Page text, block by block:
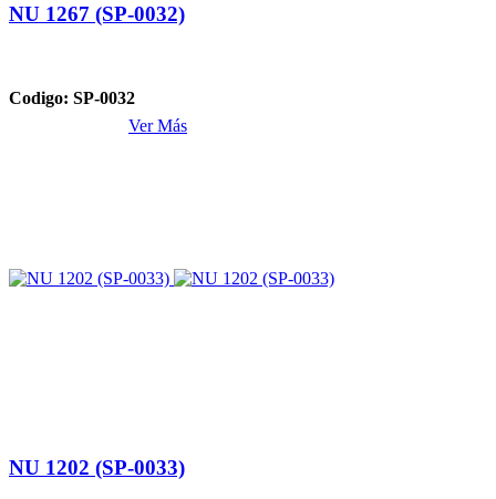
NU 1267 (SP-0032)
Codigo: SP-0032
Ver Más
NU 1202 (SP-0033)